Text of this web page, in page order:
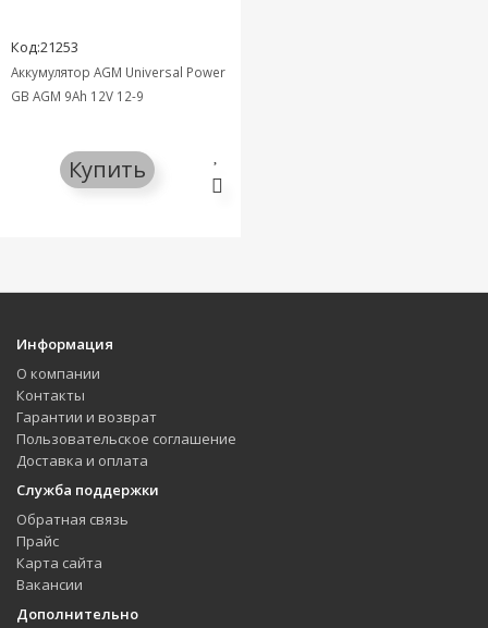
Код:21253
Аккумулятор AGM Universal Power
GB AGM 9Ah 12V 12-9
Купить
Информация
О компании
Контакты
Гарантии и возврат
Пользовательское соглашение
Доставка и оплата
Служба поддержки
Обратная связь
Прайс
Карта сайта
Вакансии
Дополнительно